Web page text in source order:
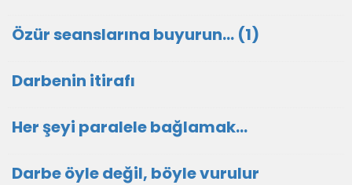
Özür seanslarına buyurun… (1)
Darbenin itirafı
Her şeyi paralele bağlamak…
Darbe öyle değil, böyle vurulur